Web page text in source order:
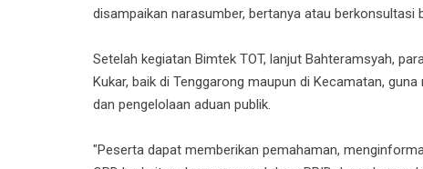
disampaikan narasumber, bertanya atau berkonsultasi
Setelah kegiatan Bimtek TOT, lanjut Bahteramsyah,
Kukar, baik di Tenggarong maupun di Kecamatan,
dan pengelolaan aduan publik.
"Peserta dapat memberikan pemahaman,